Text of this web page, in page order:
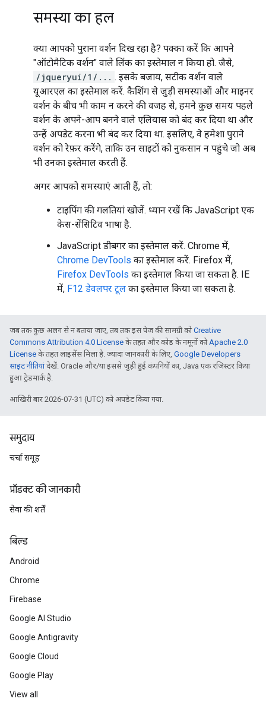
समस्या का हल
क्या आपको पुराना वर्शन दिख रहा है? पक्का करें कि आपने
"ऑटोमैटिक वर्शन" वाले लिंक का इस्तेमाल न किया हो. जैसे,
/jqueryui/1/... . इसके बजाय, सटीक वर्शन वाले
यूआरएल का इस्तेमाल करें. कैशिंग से जुड़ी समस्याओं और माइनर
वर्शन के बीच भी काम न करने की वजह से, हमने कुछ समय पहले
वर्शन के अपने-आप बनने वाले एलियास को बंद कर दिया था और
उन्हें अपडेट करना भी बंद कर दिया था. इसलिए, वे हमेशा पुराने
वर्शन को रेफ़र करेंगे, ताकि उन साइटों को नुकसान न पहुंचे जो अब
भी उनका इस्तेमाल करती हैं.
अगर आपको समस्याएं आती हैं, तो:
टाइपिंग की गलतियां खोजें. ध्यान रखें कि JavaScript एक
केस-सेंसिटिव भाषा है.
JavaScript डीबगर का इस्तेमाल करें. Chrome में,
Chrome DevTools का इस्तेमाल करें. Firefox में,
Firefox DevTools का इस्तेमाल किया जा सकता है. IE
में, F12 डेवलपर टूल का इस्तेमाल किया जा सकता है.
जब तक कुछ अलग से न बताया जाए, तब तक इस पेज की सामग्री कोCreative
Commons Attribution 4.0 License के तहत और कोड के नमूनों कोApache 2.0
License के तहत लाइसेंस मिला है. ज़्यादा जानकारी के लिए, Google Developers
साइट नीतियांदेखें. Oracle और/या इससे जुड़ी हुई कंपनियों का, Java एक रजिस्टर किया
हुआ ट्रेडमार्क है.
आखिरी बार 2026-07-31 (UTC) को अपडेट किया गया.
समुदाय
चर्चा समूह
प्रॉडक्ट की जानकारी
सेवा की शर्तें
बिल्ड
Android
Chrome
Firebase
Google AI Studio
Google Antigravity
Google Cloud
Google Play
View all